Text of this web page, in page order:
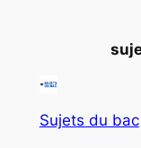
Sujets du bac